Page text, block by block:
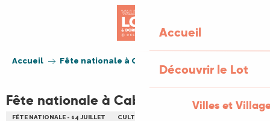
Accueil
Découvrir le Lot
Villes et
Accueil Fête nationale à Cabrerets
Fête nationale à Cabrerets
FÊTE NATIONALE - 14 JUILLET CULTURELLE